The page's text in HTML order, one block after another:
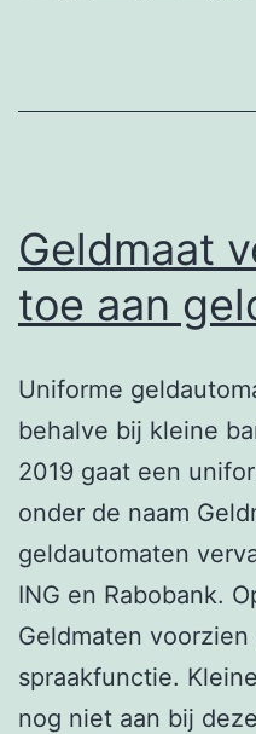
Geldmaat
toe aan
Uniforme
behalve bij kleine
2019 gaat een
onder de naam
geldautomaten
ING en Rabobank.
Geldmaten
spraakfunctie.
nog niet aan bij